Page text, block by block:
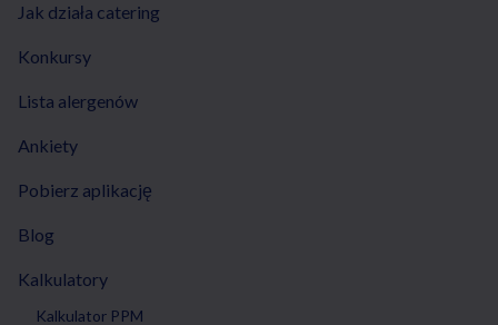
Jak działa catering
Konkursy
Lista alergenów
Ankiety
Pobierz aplikację
Blog
Kalkulatory
Kalkulator PPM